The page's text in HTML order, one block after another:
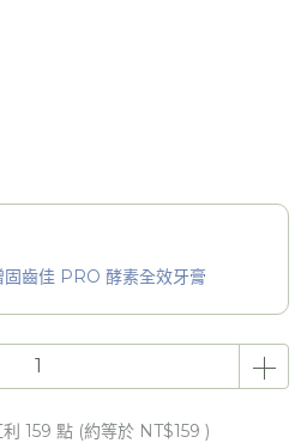
齒佳 PRO 酵素全效牙膏
159 點 (約等於 NT$159 )